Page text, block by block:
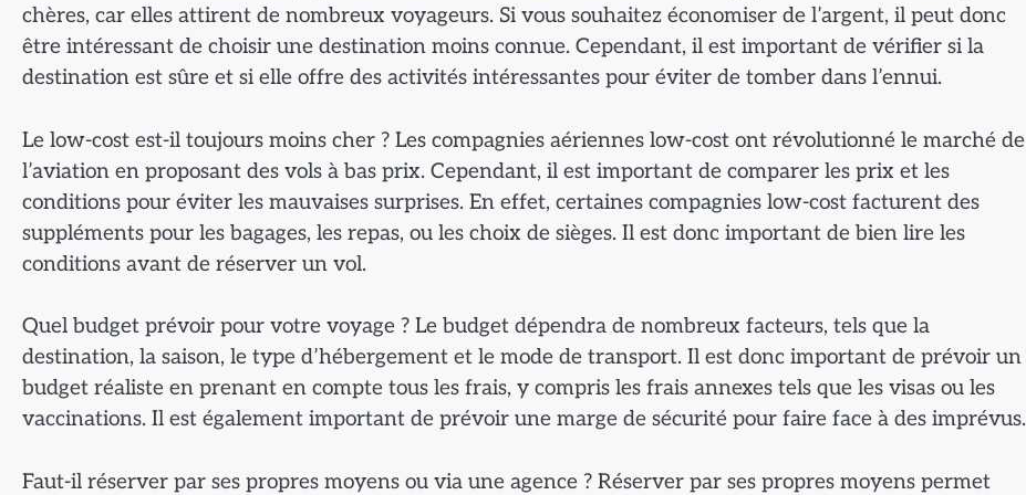
chères, car elles attirent de nombreux voyageurs. Si vous souhaitez économiser de l’argent, il peut donc
être intéressant de choisir une destination moins connue. Cependant, il est important de vérifier si la
destination est sûre et si elle offre des activités intéressantes pour éviter de tomber dans l’ennui.
Le low-cost est-il toujours moins cher ? Les compagnies aériennes low-cost ont révolutionné le marché de
l’aviation en proposant des vols à bas prix. Cependant, il est important de comparer les prix et les
conditions pour éviter les mauvaises surprises. En effet, certaines compagnies low-cost facturent des
suppléments pour les bagages, les repas, ou les choix de sièges. Il est donc important de bien lire les
conditions avant de réserver un vol.
Quel budget prévoir pour votre voyage ? Le budget dépendra de nombreux facteurs, tels que la
destination, la saison, le type d’hébergement et le mode de transport. Il est donc important de prévoir un
budget réaliste en prenant en compte tous les frais, y compris les frais annexes tels que les visas ou les
vaccinations. Il est également important de prévoir une marge de sécurité pour faire face à des imprévus.
Faut-il réserver par ses propres moyens ou via une agence ? Réserver par ses propres moyens permet